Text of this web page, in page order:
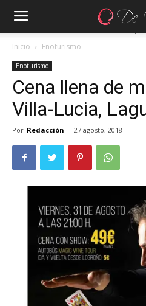
Inicio Enoturismo
Enoturismo
Cena llena de
Villa-Lucia,
Por Redacción - 27 agosto, 2018